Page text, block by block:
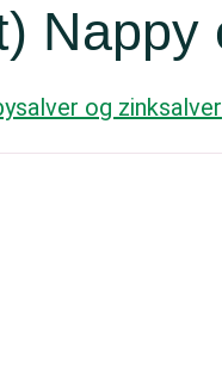
Nappy
og zinksalver